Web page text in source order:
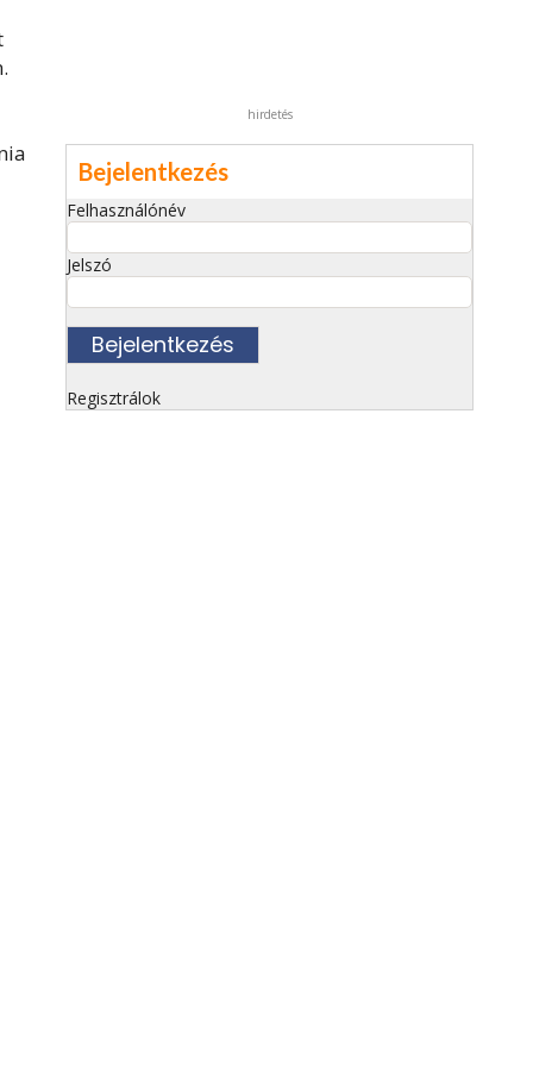
hirdetés
Bejelentkezés
Felhasználónév
Jelszó
Regisztrálok